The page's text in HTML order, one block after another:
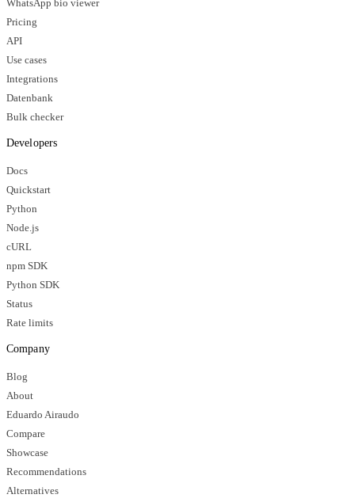
WhatsApp bio viewer
Pricing
API
Use cases
Integrations
Datenbank
Bulk checker
Developers
Docs
Quickstart
Python
Node.js
cURL
npm SDK
Python SDK
Status
Rate limits
Company
Blog
About
Eduardo Airaudo
Compare
Showcase
Recommendations
Alternatives